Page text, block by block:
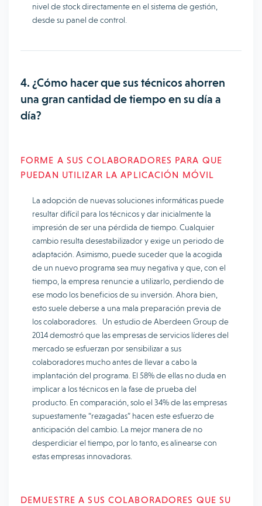
nivel de stock directamente en el sistema de gestión,
desde su panel de control.
4. ¿Cómo hacer que sus técnicos ahorren
una gran cantidad de tiempo en su día a
día?
FORME A SUS COLABORADORES PARA QUE
PUEDAN UTILIZAR LA APLICACIÓN MÓVIL
La adopción de nuevas soluciones informáticas puede
resultar difícil para los técnicos y dar inicialmente la
impresión de ser una pérdida de tiempo. Cualquier
cambio resulta desestabilizador y exige un periodo de
adaptación. Asimismo, puede suceder que la acogida
de un nuevo programa sea muy negativa y que, con el
tiempo, la empresa renuncie a utilizarlo, perdiendo de
ese modo los beneficios de su inversión. Ahora bien,
esto suele deberse a una mala preparación previa de
los colaboradores. Un estudio de Aberdeen Group de
2014 demostró que las empresas de servicios líderes del
mercado se esfuerzan por sensibilizar a sus
colaboradores mucho antes de llevar a cabo la
implantación del programa. El 58% de ellas no duda en
implicar a los técnicos en la fase de prueba del
producto. En comparación, solo el 34% de las empresas
supuestamente “rezagadas” hacen este esfuerzo de
anticipación del cambio. La mejor manera de no
desperdiciar el tiempo, por lo tanto, es alinearse con
estas empresas innovadoras.
DEMUESTRE A SUS COLABORADORES QUE SU